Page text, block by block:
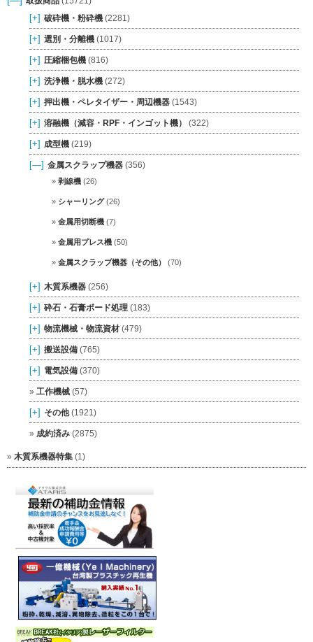
[+] 破砕機・粉砕機 (2281)
[+] 選別・分離機 (1017)
[+] 圧縮梱包機 (816)
[+] 洗浄機・脱水機 (272)
[+] 押出機・ペレタイザー・周辺機器 (1543)
[+] 溶融機（減容・RPF・インゴット機） (322)
[+] 成型機 (219)
[—] 金属スクラップ機器 (356)
剥線機 (26)
シャーリング(26)
金属用切断機 (7)
金属用プレス機 (50)
金属スクラップ機器（その他） (70)
[+] 木質系機器 (256)
[+] 砕石・石膏ボード処理 (183)
[+] 物流機械・物流資材 (479)
[+] 搬送設備 (765)
[+] 電気設備 (370)
工作機械 (57)
[+] その他(1921)
成約済み (2875)
木質系機器特集 (1)